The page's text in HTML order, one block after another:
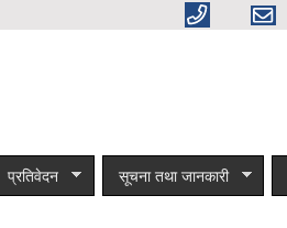
प्रतिवेदन सूचना तथा जानकारी